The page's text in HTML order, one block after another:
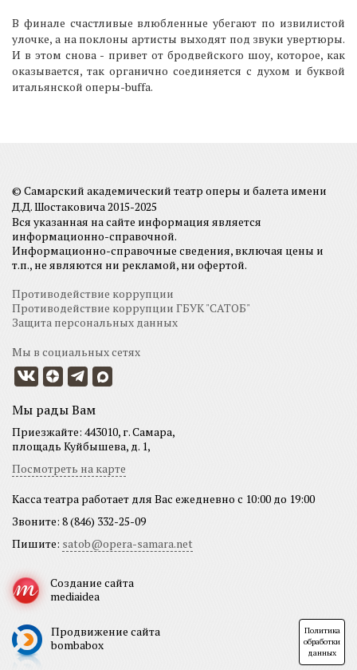
В финале счастливые влюбленные убегают по извилистой
улочке, а на поклоны артисты выходят под звуки увертюры.
И в этом снова - привет от бродвейского шоу, которое, как
оказывается, так органично соединяется с духом и буквой
итальянской оперы-buffa.
© Самарский академический театр оперы и балета имени
Д.Д. Шостаковича 2015-2025
Вся указанная на сайте информация является
информационно-справочной.
Информационно-справочные сведения, включая цены и
т.п., не являются ни рекламой, ни офертой.
Противодействие коррупции
Противодействие коррупции ГБУК "САТОБ"
Защита персональных данных
Мы в социальных сетях
Мы рады Вам
Приезжайте: 443010, г. Самара,
площадь Куйбышева, д. 1,
Посмотреть на карте
Касса театра работает для Вас ежедневно с 10:00 до 19:00
Звоните: 8 (846) 332-25-09
Пишите: satob@opera-samara.net
Создание сайта
mediaidea
Продвижение сайта
bombabox
Политика
обработки
данных